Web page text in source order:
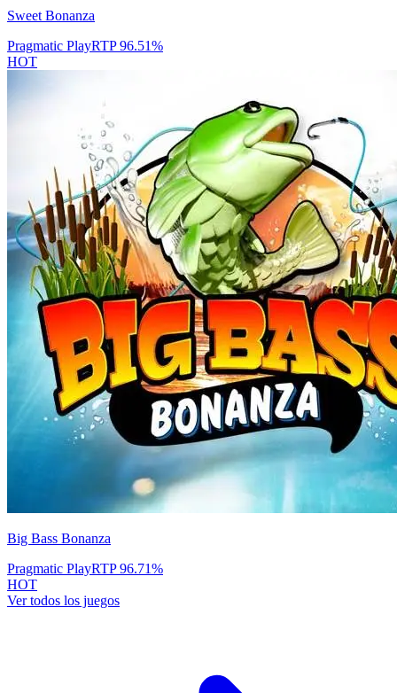
Sweet Bonanza
Pragmatic PlayRTP96.51%
HOT
Big Bass Bonanza
Pragmatic PlayRTP96.71%
HOT
Ver todos los juegos